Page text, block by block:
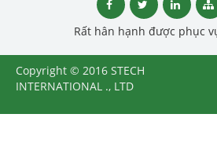
Rất hân hạnh được phục
Copyright © 2016 STECH
INTERNATIONAL ., LTD